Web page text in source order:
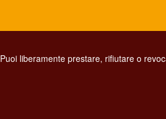
Puoi liberamente prestare, rifiutare o